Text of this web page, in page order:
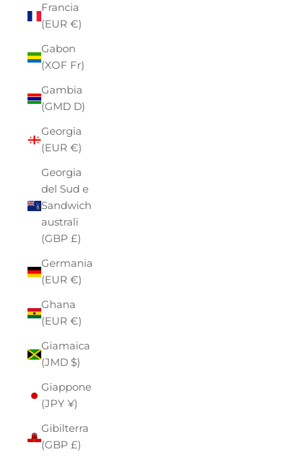
Francia
(EUR €)
Gabon
(XOF Fr)
Gambia
(GMD D)
Georgia
(EUR €)
Georgia
del Sud e
Sandwich
australi
(GBP £)
Germania
(EUR €)
Ghana
(EUR €)
Giamaica
(JMD $)
Giappone
(JPY ¥)
Gibilterra
(GBP £)